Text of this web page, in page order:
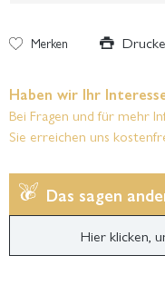
Merken
Haben wir Ihr
Bei Fragen und für mehr
Sie erreichen uns
Das sagen
Hier klicken,